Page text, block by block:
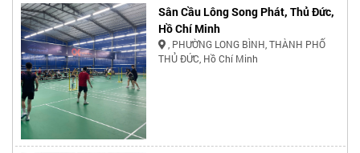
Sân Cầu Lông Song Phát, Thủ Đức,
Hồ Chí Minh
, PHƯỜNG LONG BÌNH, THÀNH PHỐ
THỦ ĐỨC, Hồ Chí Minh